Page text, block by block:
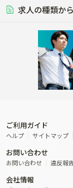
る養豚場
レースで活躍する馬の
稲作
ビニールハウスで観賞
農業資材･肥料
農場設備・肥料・飼料の
農業用の機械・機材の
製造･加工･販売
その他農業関連企業
ネス
その他業種
木材の植林・伐採・加
研究･開発
その他職種
50代採用実績あり
内定まで最短1週間
食事補助あり
経験者優遇
単身寮あり
寮･社宅相談可
求人の種類か
転職おまかせ求人
ご利用ガイド
ヘルプ サイトマップ
お問い合わせ
お問い合わせ 違反報
会社情報